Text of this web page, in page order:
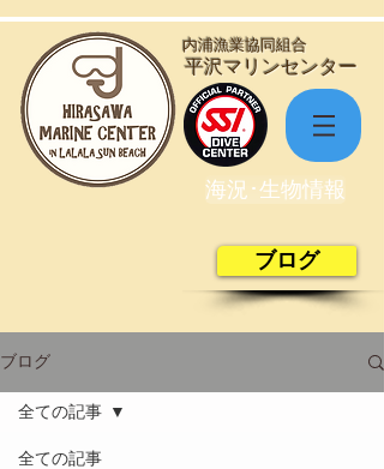
​平沢マリンセンター
​内浦漁業協同組合
海況･生物情報
ブログ
ブログ
全ての記事
全ての記事